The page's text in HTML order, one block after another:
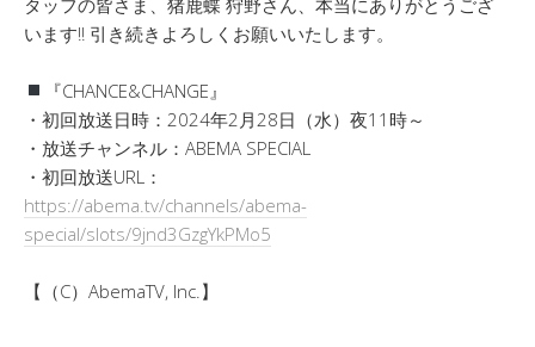
います!! 引き続きよろしくお願いいたします。
『CHANCE&CHANGE』
・初回放送日時：2024年2月28日（水）夜11時～
・放送チャンネル：ABEMA SPECIAL
・初回放送URL：
https://abema.tv/channels/abema-
special/slots/9jnd3GzgYkPMo5
【（C）AbemaTV, Inc.】